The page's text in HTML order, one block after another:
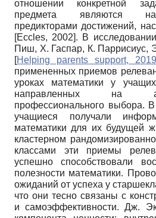
отношении конкретной
предмета являются
предикторами достижений,
[Eccles, 2002]. В
Пиш, Х. Гаспар, К. Паррисиус,
[Helping parents support, 2019
примененных приемов
уроках математики у
направленных на
профессионального выбора.
учащиеся получали
математики для их будущей
кластерном
классами эти приемы
успешно способствовали
полезности математики.
ожиданий от успеха у
что они тесно связаны с
и самоэффективности. Дж.